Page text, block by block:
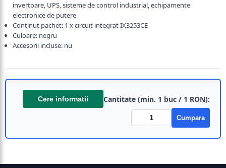
invertoare, UPS, sisteme de control industrial, echipamente
electronice de putere
Conținut pachet: 1 x circuit integrat IX3253CE
Culoare: negru
Accesorii incluse: nu
Cere informatii Cantitate (min. 1 buc / 1 RON):
Cumpara